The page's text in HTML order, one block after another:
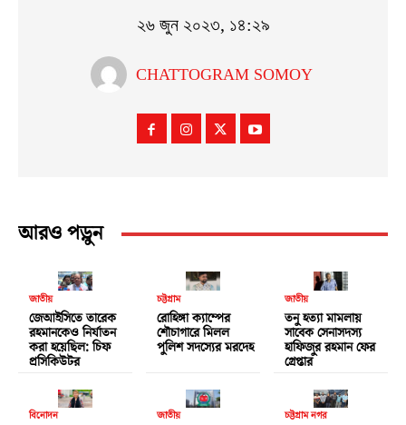
২৬ জুন ২০২৩, ১৪:২৯
CHATTOGRAM SOMOY
আরও পড়ুন
জাতীয়
জেআইসিতে তারেক
রহমানকেও নির্যাতন
করা হয়েছিল: চিফ
প্রসিকিউটর
চট্টগ্রাম
রোহিঙ্গা ক্যাম্পের
শৌচাগারে মিলল
পুলিশ সদস্যের মরদেহ
জাতীয়
তনু হত্যা মামলায়
সাবেক সেনাসদস্য
হাফিজুর রহমান ফের
গ্রেপ্তার
বিনোদন জাতীয় চট্টগ্রাম নগর